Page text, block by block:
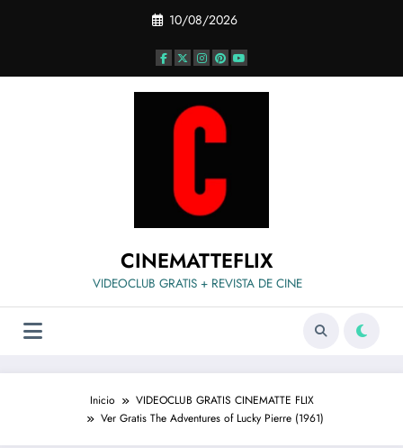
10/08/2026
CINEMATTEFLIX
VIDEOCLUB GRATIS + REVISTA DE CINE
Inicio
VIDEOCLUB GRATIS CINEMATTE FLIX
Ver Gratis The Adventures of Lucky Pierre (1961)